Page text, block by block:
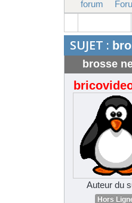
forum
SUJET :
brosse
Auteur du
Hors